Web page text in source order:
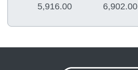
6,902.00
5,916.00